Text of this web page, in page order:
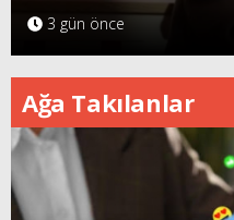
3 gün önce
Ağa Takılanlar